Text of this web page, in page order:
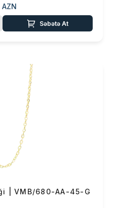
AZN
Səbətə At
| VMB/680-AA-45-G